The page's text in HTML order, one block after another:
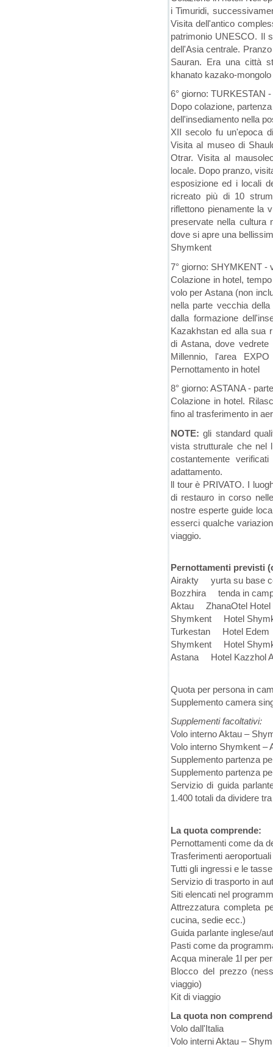
i Timuridi,
Visita dell'antico
patrimonio UNESCO. Il
dell'Asia centrale.
Sauran. Era una città
khanato kazako-
6° giorno: TURKESTAN
Dopo colazione,
dell'insediamento nella
XII secolo fu un'epoca
Visita al museo di
Otrar. Visita al
locale. Dopo pranzo,
esposizione ed i locali
ricreato più di 10
riflettono pienamente la
preservate nella cultura
dove si apre una
Shymkent
7° giorno: SHYMKENT -
Colazione in hotel,
volo per Astana (non
nella parte vecchia
dalla formazione
Kazakhstan ed alla sua
di Astana, dove
Millennio, l'area
Pernottamento in hotel
8° giorno: ASTANA -
Colazione in hotel.
fino al trasferimento in
NOTE: gli standard
vista strutturale che nel
costantemente
adattamento.
ll tour è PRIVATO. I
di restauro in corso
nostre esperte guide
esserci qualche
viaggio.
Pernottamenti previsti
Airakty yurta su base
Bozzhira tenda in
Aktau ZhanaOtel Hotel
Shymkent Hotel
Turkestan Hotel Edem
Shymkent Hotel
Astana Hotel Kazzhol
Quota per persona in
Supplemento camera
Supplementi facoltativi:
Volo interno Aktau –
Volo interno Shymkent –
Supplemento partenza
Supplemento partenza
Servizio di guida
1.400 totali da dividere
La quota comprende:
Pernottamenti come da
Trasferimenti aeroportuali
Tutti gli ingressi e le
Servizio di trasporto in
Siti elencati nel
Attrezzatura completa
cucina, sedie ecc.)
Guida parlante inglese/
Pasti come da
Acqua minerale 1l per
Blocco del prezzo
viaggio)
Kit di viaggio
La quota non
Volo dall'Italia
Volo interni Aktau –